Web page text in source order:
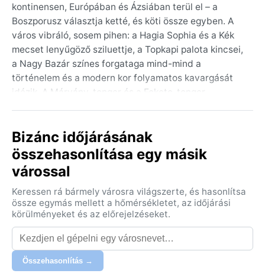
kontinensen, Európában és Ázsiában terül el – a
Boszporusz választja ketté, és köti össze egyben. A
város vibráló, sosem pihen: a Hagia Sophia és a Kék
mecset lenyűgöző sziluettje, a Topkapi palota kincsei,
a Nagy Bazár színes forgataga mind-mind a
történelem és a modern kor folyamatos kavargását
idézik. A Márvány-tenger és a Fekete-tenger
és a jelen egymásba fonódik, a keleti nyugalom és a
nyugati pörgés egyedi keveréke.
A Köppen-féle osztályozás szerint Isztambul éghajlata
szárazak, a hőmérséklet gyakran meghaladja a 30 °C-
ot, a páratartalom viszont a tenger közelsége miatt
mérsékelt, így a kánikula elviselhető. A tél enyhe, de
csapadékos: a legtöbb eső december és február
között hullik, és néha a hó sem ritka – bár hamar
elolvad. A tavasz és az ősz a legkellemesebb, ilyenkor
Bizánc időjárásának
összehasonlítása egy másik
várossal
Keressen rá bármely városra világszerte, és hasonlítsa
össze egymás mellett a hőmérsékletet, az időjárási
körülményeket és az előrejelzéseket.
Összehasonlítás →